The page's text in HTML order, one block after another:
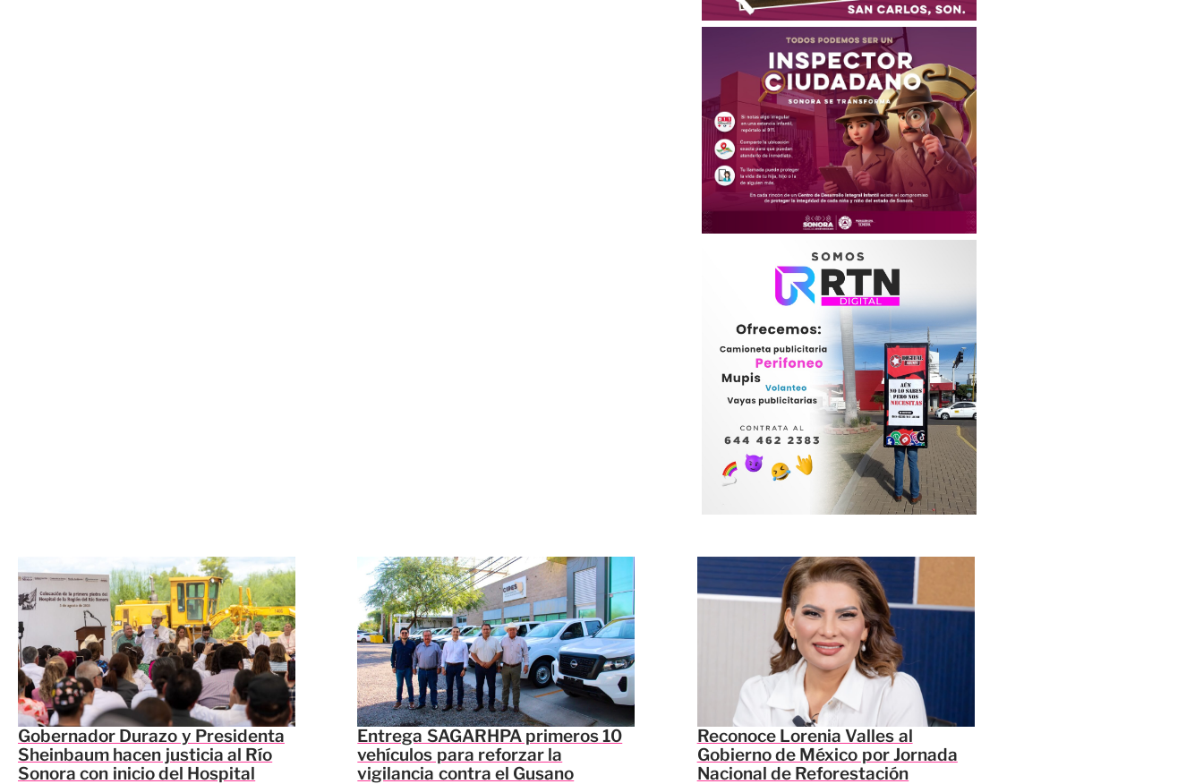
Gobernador Durazo y Presidenta
Sheinbaum hacen justicia al Río
Sonora con inicio del Hospital
Entrega SAGARHPA primeros 10
vehículos para reforzar la
vigilancia contra el Gusano
Reconoce Lorenia Valles al
Gobierno de México por Jornada
Nacional de Reforestación